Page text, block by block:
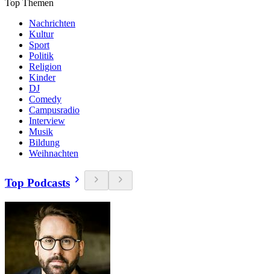
Top Themen
Nachrichten
Kultur
Sport
Politik
Religion
Kinder
DJ
Comedy
Campusradio
Interview
Musik
Bildung
Weihnachten
Top Podcasts